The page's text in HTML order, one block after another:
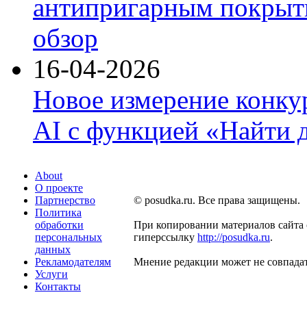
антипригарным
обзор
16-04-2026
Новое измерение
AI с функцией «Найти
About
О проекте
Партнерство
Политика
обработки
персональных
данных
Рекламодателям
Услуги
Контакты
© posudka.ru. Все права защищены.
При копировании материалов сайта
гиперссылку http://posudka.ru.
Мнение редакции может не